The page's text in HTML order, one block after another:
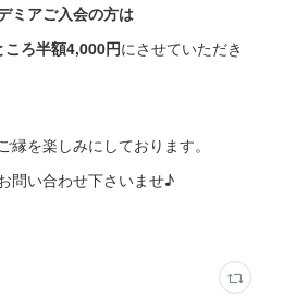
ミアご入会の方は
ろ半額4,000円にさせていただき
縁を楽しみにしております。
問い合わせ下さいませ♪